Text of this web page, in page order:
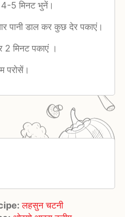
4-5 मिनट भुनें।
पानी डाल कर कुछ देर पकाएं।
मिनट पकाएं ।
परोसें।
लहसुन चटनी